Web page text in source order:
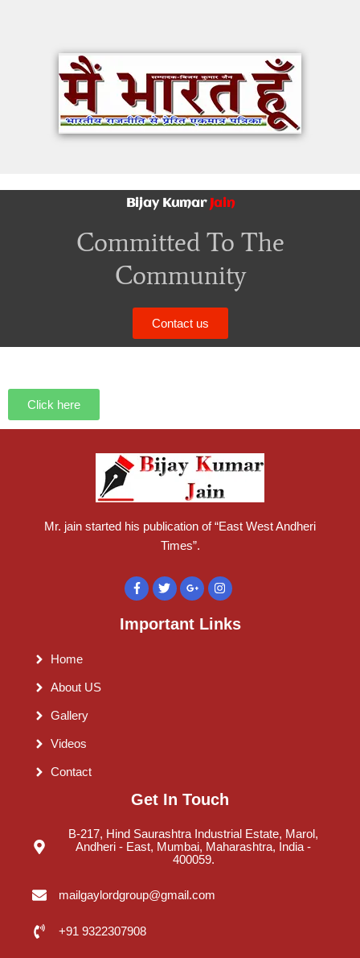
Bijay Kumar Jain
Committed To The
Community
Contact us
Click here
Mr. jain started his publication of “East West Andheri
Times”.
Important Links
Home
About US
Gallery
Videos
Contact
Get In Touch
B-217, Hind Saurashtra Industrial Estate, Marol,
Andheri - East, Mumbai, Maharashtra, India -
400059.
mailgaylordgroup@gmail.com
+91 9322307908